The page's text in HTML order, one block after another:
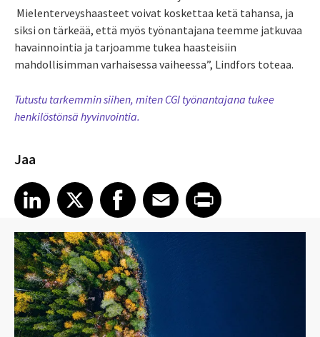
Mielenterveyshaasteet voivat koskettaa ketä tahansa, ja
siksi on tärkeää, että myös työnantajana teemme jatkuvaa
havainnointia ja tarjoamme tukea haasteisiin
mahdollisimman varhaisessa vaiheessa”, Lindfors toteaa.
Tutustu tarkemmin siihen, miten CGI työnantajana tukee
henkilöstönsä hyvinvointia.
Jaa
Share article on LinkedIn
LinkedIn
Share article on XShare article on Facebook
Facebook
Share article on Email
EmailShare article on Print